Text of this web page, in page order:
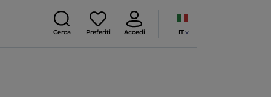
Cerca Preferiti Accedi IT